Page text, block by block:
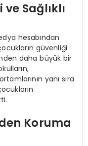
Sağlıklı
hesabından
güvenliği
daha büyük bir
yanı sıra
Koruma